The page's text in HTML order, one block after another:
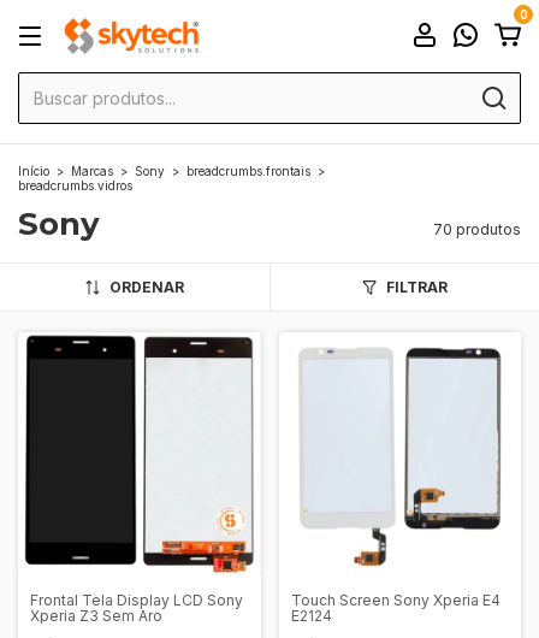
0
Início > Marcas > Sony > breadcrumbs.frontais >
breadcrumbs.vidros
Sony 70 produtos
ORDENAR FILTRAR
Frontal Tela Display LCD Sony
Xperia Z3 Sem Aro
Touch Screen Sony Xperia E4
E2124